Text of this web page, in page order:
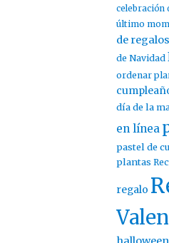
celebración
último
de
de Navidad
ordenar
día de la
en línea
pastel de
plantas
regalo